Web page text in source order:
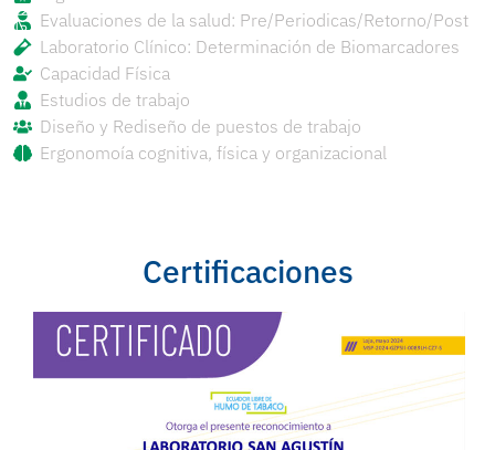
Evaluaciones de la salud: Pre/Periodicas/Retorno/Post
Laboratorio Clínico: Determinación de Biomarcadores
Capacidad Física
Estudios de trabajo
Diseño y Rediseño de puestos de trabajo
Ergonomoía cognitiva, física y organizacional
Certificaciones